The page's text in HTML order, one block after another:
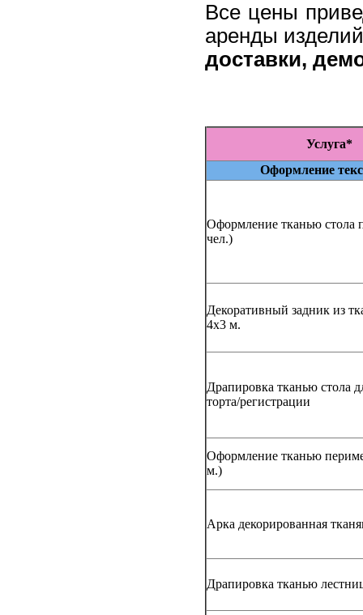
Все цены
аренды
доставки,
Услуга*
Оформление
Оформление тканью стола
чел.)
Декоративный задник из
4x3 м.
Драпировка тканью стола
торта/регистрации
Оформление тканью
м.)
Арка декорированная
Драпировка тканью